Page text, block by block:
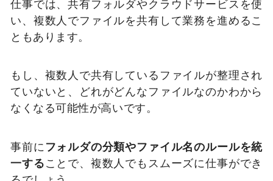
仕事では、共有フォルダやクラウドサービスを使
い、複数人でファイルを共有して業務を進めるこ
ともあります。
もし、複数人で共有しているファイルが整理され
ていないと、どれがどんなファイルなのかわから
なくなる可能性が高いです。
事前に フォルダの分類やファイル名のルールを統
一することで、複数人でもスムーズに仕事ができ